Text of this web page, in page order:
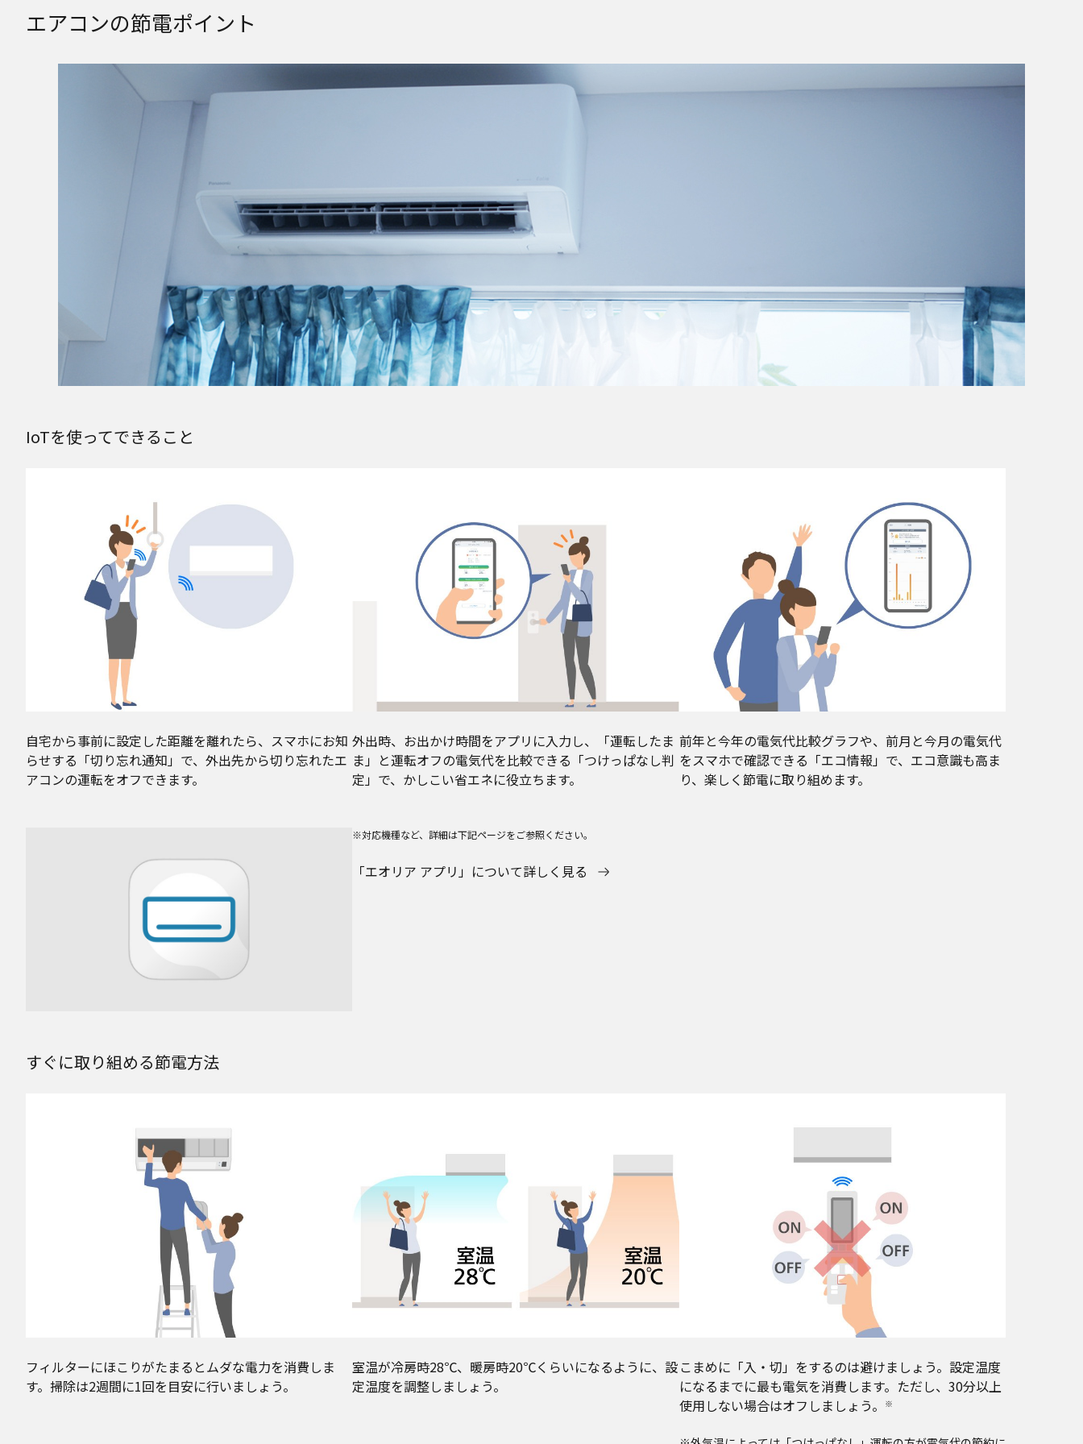
エアコンの節電ポイント
IoTを使ってできること
自宅から事前に設定した距離を離れたら、スマホにお知
らせする「切り忘れ通知」で、外出先から切り忘れたエ
アコンの運転をオフできます。
外出時、お出かけ時間をアプリに入力し、「運転したま
ま」と運転オフの電気代を比較できる「つけっぱなし判
定」で、かしこい省エネに役立ちます。
前年と今年の電気代比較グラフや、前月と今月の電気代
をスマホで確認できる「エコ情報」で、エコ意識も高ま
り、楽しく節電に取り組めます。
※対応機種など、詳細は下記ページをご参照ください。
「エオリア アプリ」について詳しく見る
すぐに取り組める節電方法
フィルターにほこりがたまるとムダな電力を消費しま
す。掃除は2週間に1回を目安に行いましょう。
室温が冷房時28℃、暖房時20℃くらいになるように、設
定温度を調整しましょう。
こまめに「入・切」をするのは避けましょう。設定温度
になるまでに最も電気を消費します。ただし、30分以上
使用しない場合はオフしましょう。
※